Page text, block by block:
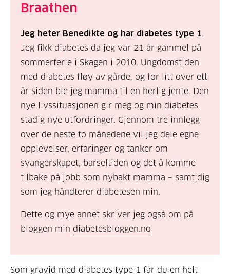
Braathen
Jeg heter Benedikte og har diabetes type 1.
Jeg fikk diabetes da jeg var 21 år gammel på
sommerferie i Skagen i 2010. Ungdomstiden
med diabetes fløy av gårde, og for litt over ett
år siden ble jeg mamma til en herlig jente. Den
nye livssituasjonen gir meg og min diabetes
stadig nye utfordringer. Gjennom tre innlegg
over de neste to månedene vil jeg dele egne
opplevelser, erfaringer og tanker om
svangerskapet, barseltiden og det å komme
tilbake på jobb som nybakt mamma – samtidig
som jeg håndterer diabetesen min.
Dette og mye annet skriver jeg også om på
bloggen min diabetesbloggen.no
Som gravid med diabetes type 1 får du en helt